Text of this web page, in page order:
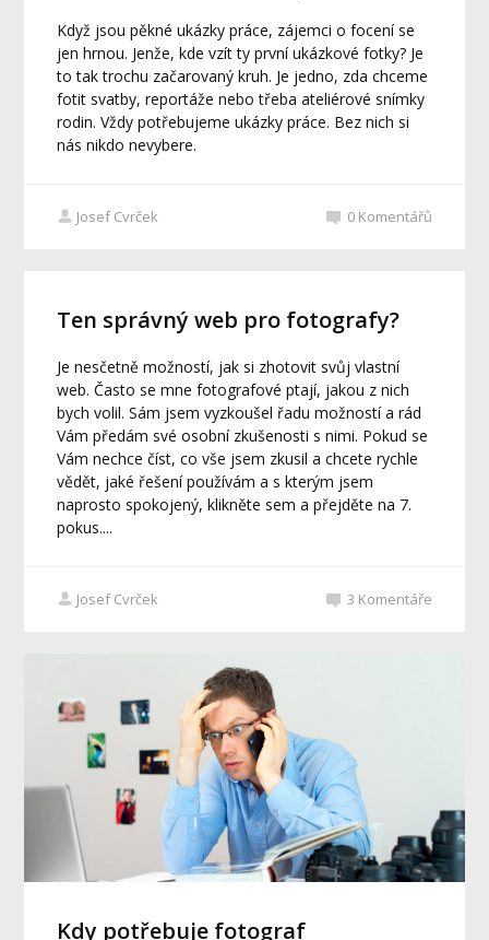
Když jsou pěkné ukázky práce, zájemci o focení se
jen hrnou. Jenže, kde vzít ty první ukázkové fotky? Je
to tak trochu začarovaný kruh. Je jedno, zda chceme
fotit svatby, reportáže nebo třeba ateliérové snímky
rodin. Vždy potřebujeme ukázky práce. Bez nich si
nás nikdo nevybere.
Josef Cvrček 0 Komentářů
Ten správný web pro fotografy?
Je nesčetně možností, jak si zhotovit svůj vlastní
web. Často se mne fotografové ptají, jakou z nich
bych volil. Sám jsem vyzkoušel řadu možností a rád
Vám předám své osobní zkušenosti s nimi. Pokud se
Vám nechce číst, co vše jsem zkusil a chcete rychle
vědět, jaké řešení používám a s kterým jsem
naprosto spokojený, klikněte sem a přejděte na 7.
pokus....
Josef Cvrček 3 Komentáře
Kdy potřebuje fotograf